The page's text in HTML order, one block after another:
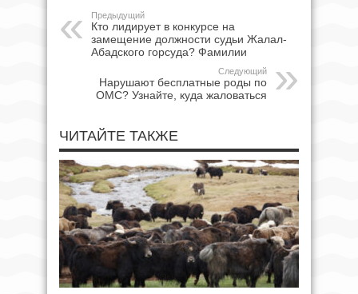
Предыдущий
Кто лидирует в конкурсе на
замещение должности судьи Жалал-
Абадского горсуда? Фамилии
Следующий
Нарушают бесплатные роды по
ОМС? Узнайте, куда жаловаться
ЧИТАЙТЕ ТАКЖЕ